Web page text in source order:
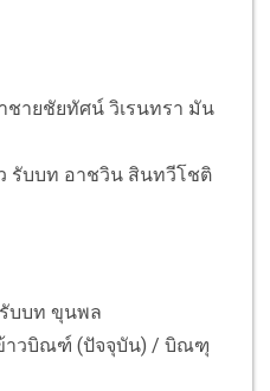
ชายชัยทัศน์ วิเรนทรา มัน
รับบท อาชวิน สินทวีโชติ
บบท ขุนพล
าวบิณฑ์ (ปัจจุบัน) / บิณฑุ